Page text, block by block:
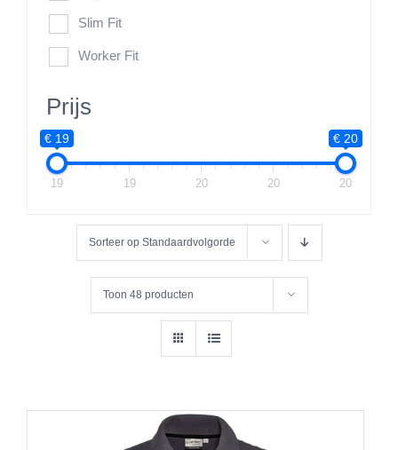
Slim Fit
Worker Fit
Prijs
€ 19 € 20
19 19 20 20 20
Sorteer op Standaardvolgorde
Toon 48 producten